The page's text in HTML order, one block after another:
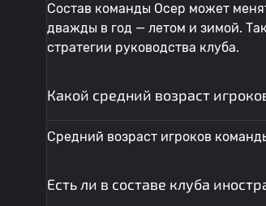
Состав команды Осер может
дважды в год — летом и зимой.
стратегии руководства клуба.
Какой средний возраст
Средний возраст игроков
Есть ли в составе клуба